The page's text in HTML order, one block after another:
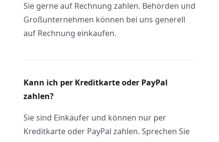
Sie gerne auf Rechnung zahlen. Behörden und
Großunternehmen können bei uns generell
auf Rechnung einkaufen.
Kann ich per Kreditkarte oder PayPal
zahlen?
Sie sind Einkäufer und können nur per
Kreditkarte oder PayPal zahlen. Sprechen Sie